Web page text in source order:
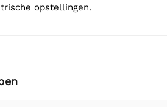
opstellingen.